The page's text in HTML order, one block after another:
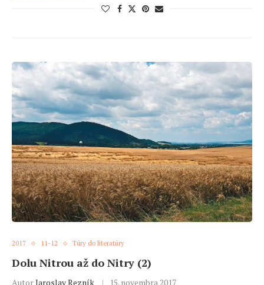
2017 11-12 Túry do literatúry
Dolu Nitrou až do Nitry (2)
AutorJaroslav Rezník 15. novembra 2017